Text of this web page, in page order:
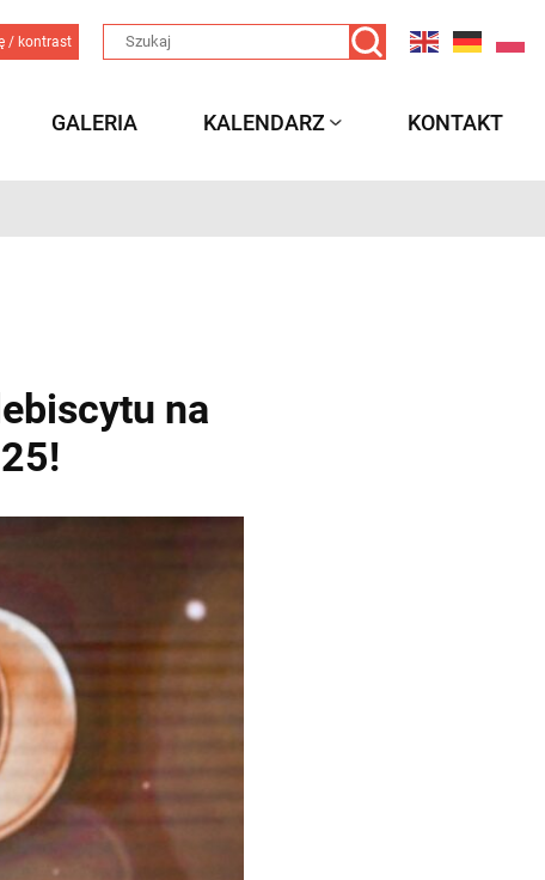
/ kontrast
GALERIA KALENDARZ KONTAKT
na